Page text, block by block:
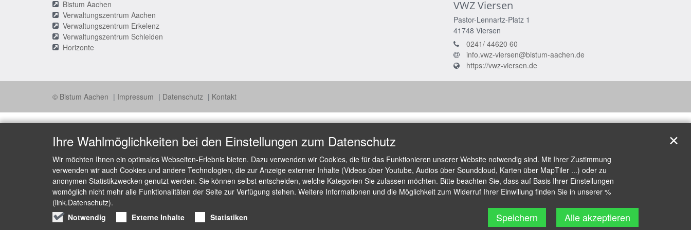
Bistum Aachen
Verwaltungszentrum Aachen
Verwaltungszentrum Erkelenz
Verwaltungszentrum Schleiden
Horizonte
VWZ Viersen
Pastor-Lennartz-Platz 1
41748 Viersen
0241/ 44620 60
info.vwz-viersen@bistum-aachen.de
https://vwz-viersen.de
© Bistum Aachen Impressum Datenschutz Kontakt
Ihre Wahlmöglichkeiten bei den Einstellungen zum Datenschutz
Wir möchten Ihnen ein optimales Webseiten-Erlebnis bieten. Dazu verwenden wir Cookies, die für das Funktionieren unserer Website notwendig sind. Mit Ihrer Zustimmung
verwenden wir auch Cookies und andere Technologien, die zur Anzeige externer Inhalte (Videos über Youtube, Audios über Soundcloud, Karten über MapTiler ...) oder zu
anonymen Statistikzwecken genutzt werden. Sie können selbst entscheiden, welche Kategorien Sie zulassen möchten. Bitte beachten Sie, dass auf Basis Ihrer Einstellungen
womöglich nicht mehr alle Funktionalitäten der Seite zur Verfügung stehen. Weitere Informationen und die Möglichkeit zum Widerruf Ihrer Einwillung finden Sie in unserer %
(link.Datenschutz).
Notwendig
Externe Inhalte Statistiken Speichern Alle akzeptieren
✕